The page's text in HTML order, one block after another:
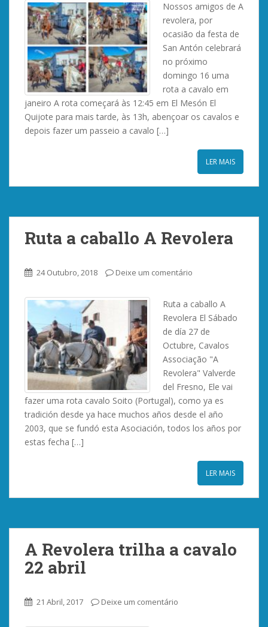
Nossos amigos de A
revolera, por
ocasião da festa de
San Antón celebrará
no próximo
domingo 16 uma
rota a cavalo em
janeiro A rota começará às 12:45 em El Mesón El
Quijote para mais tarde, às 13h, abençoar os cavalos e
depois fazer um passeio a cavalo […]
LER MAIS
Ruta a caballo A Revolera
24 Outubro, 2018 Deixe um comentário
Ruta a caballo A
Revolera El Sábado
de día 27 de
Octubre, Cavalos
Associação "A
Revolera" Valverde
del Fresno, Ele vai
fazer uma rota cavalo Soito (Portugal), como ya es
tradición desde ya hace muchos años desde el año
2003, que se fundó esta Asociación, todos los años por
estas fecha […]
LER MAIS
A Revolera trilha a cavalo
22 abril
21 Abril, 2017 Deixe um comentário